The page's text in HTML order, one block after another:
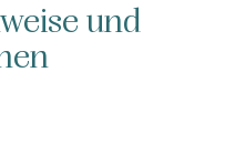
und